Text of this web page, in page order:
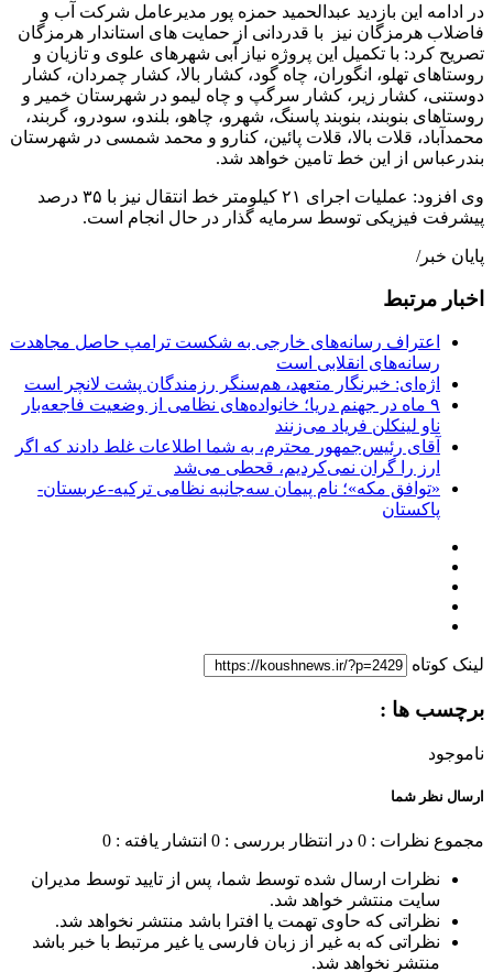
در ادامه این بازدید عبدالحمید حمزه پور مدیرعامل شرکت آب و
فاضلاب هرمزگان نیز با قدردانی از حمایت های استاندار هرمزگان
تصریح کرد: با تکمیل این پروژه نیاز آبی شهرهای علوی و تازیان و
روستاهای تهلو، انگوران، چاه گود، کشار بالا، کشار چمردان، کشار
دوستنی، کشار زیر، کشار سرگپ و چاه لیمو در شهرستان خمیر و
روستاهای بنوبند، بنوبند پاسنگ، شهرو، چاهو، بلندو، سودرو، گربند،
محمدآباد، قلات بالا، قلات پائین، کنارو و محمد شمسی در شهرستان
بندرعباس از این خط تامین خواهد شد.
وی افزود: عملیات اجرای ۲۱ کیلومتر خط انتقال نیز با ۳۵ درصد
پیشرفت فیزیکی توسط سرمایه گذار در حال انجام است.
پایان خبر/
اخبار مرتبط
اعتراف رسانه‌های خارجی به شکست ترامپ حاصل مجاهدت
رسانه‌های انقلابی است
اژه‌ای: خبرنگار متعهد، هم‌سنگر رزمندگان پشت لانچر است
۹ ماه در جهنم دریا؛ خانواده‌های نظامی از وضعیت فاجعه‌بار
ناو لینکلن فریاد می‌زنند
آقای رئیس‌جمهور محترم، به شما اطلاعات غلط دادند که اگر
ارز را گران نمی‌کردیم، قحطی می‌شد
«توافق مکه»؛ نام پیمان سه‌جانبه نظامی ترکیه-عربستان-
پاکستان
لینک کوتاه
برچسب ها :
ناموجود
ارسال نظر شما
مجموع نظرات : 0 در انتظار بررسی : 0 انتشار یافته : 0
نظرات ارسال شده توسط شما، پس از تایید توسط مدیران
سایت منتشر خواهد شد.
نظراتی که حاوی تهمت یا افترا باشد منتشر نخواهد شد.
نظراتی که به غیر از زبان فارسی یا غیر مرتبط با خبر باشد
منتشر نخواهد شد.